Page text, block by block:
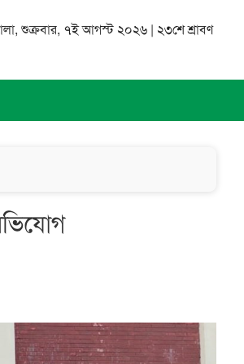
শুক্রবার, ৭ই আগস্ট ২০২৬ | ২৩শে শ্রাবণ